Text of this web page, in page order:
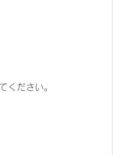
ください。